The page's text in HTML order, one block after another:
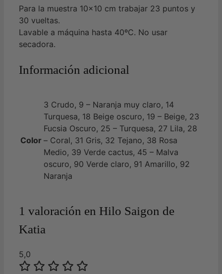
Para la muestra 10×10 cm trabajar 23 puntos y
30 vueltas.
Lavable a máquina hasta 40ºC. No usar
secadora.
Información adicional
Color
3 Crudo, 9 – Naranja muy claro, 14
Turquesa, 18 Beige oscuro, 19 – Beige, 23
Fucsia Oscuro, 25 – Turquesa, 27 Lila, 28
– Coral, 31 Gris, 32 Tejano, 38 Rosa
Medio, 39 Verde cactus, 45 – Malva
oscuro, 90 Verde claro, 91 Amarillo, 92
Naranja
1 valoración en Hilo Saigon de
Katia
5,0